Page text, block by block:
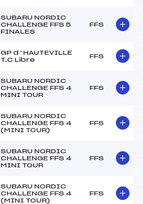
SUBARU NORDIC
CHALLENGE FFS 5
FINALES
FFS
GP d ' HAUTEVILLE
T.C Libre
FFS
SUBARU NORDIC
CHALLENGE FFS 4
MINI TOUR
FFS
SUBARU NORDIC
CHALLENGE FFS 4
(MINI TOUR)
FFS
SUBARU NORDIC
CHALLENGE FFS 4
MINI TOUR
FFS
SUBARU NORDIC
CHALLENGE FFS 4
(MINI TOUR)
FFS